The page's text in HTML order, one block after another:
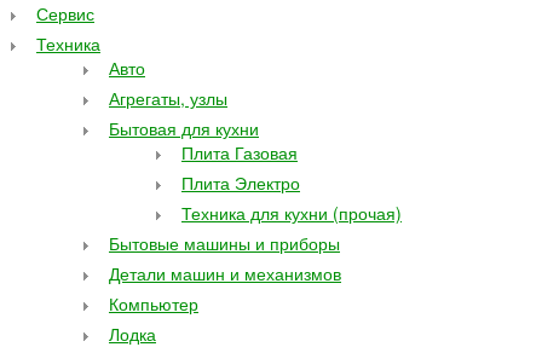
Сервис
Техника
Авто
Агрегаты, узлы
Бытовая для кухни
Плита Газовая
Плита Электро
Техника для кухни (прочая)
Бытовые машины и приборы
Детали машин и механизмов
Компьютер
Лодка